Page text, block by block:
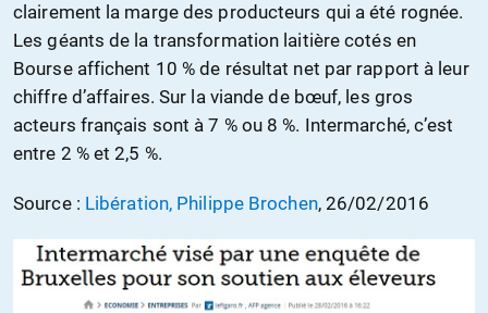
clairement la marge des producteurs qui a été rognée.
Les géants de la transformation laitière cotés en
Bourse affichent 10 % de résultat net par rapport à leur
chiffre d’affaires. Sur la viande de bœuf, les gros
acteurs français sont à 7 % ou 8 %. Intermarché, c’est
entre 2 % et 2,5 %.
Source : Libération, Philippe Brochen, 26/02/2016